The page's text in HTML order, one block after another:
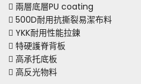
 兩層底層PU coating
 500D耐用抗撕裂易潔布料
 YKK耐用性能拉鍊
 特硬護脊背板
 高承托底板
 高反光物料